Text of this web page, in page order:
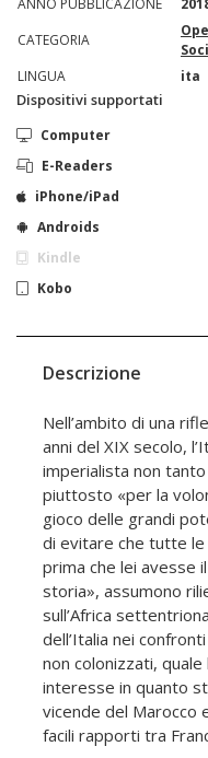
ANNO PUBBLICAZIONE
CATEGORIA
LINGUA
ita
Dispositivi supportati
Computer
E-Readers
iPhone/iPad
Androids
Kindle
Kobo
Descrizione
Nell’ambito di una
anni del XIX secolo,
imperialista non
piuttosto «per la
gioco delle grandi
di evitare che tutte
prima che lei avesse
storia», assumono
sull’Africa
dell’Italia nei
non colonizzati,
interesse in quanto
vicende del Marocco
facili rapporti tra